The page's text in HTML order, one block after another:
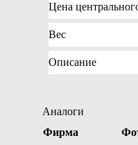
Цена
Вес
Описание
Аналоги
Фирма